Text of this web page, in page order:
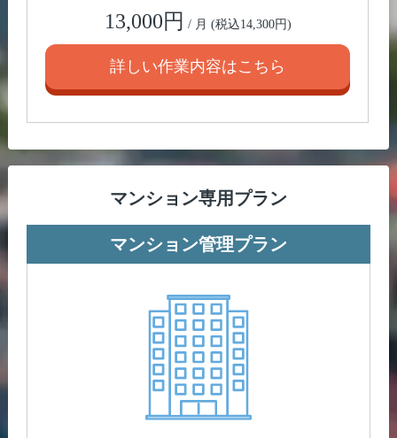
13,000円 / 月 (税込14,300円)
詳しい作業内容はこちら
マンション専用プラン
マンション管理プラン